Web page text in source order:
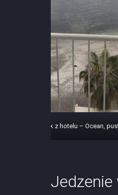
Widok z hotelu – Ocean,
Jedzenie